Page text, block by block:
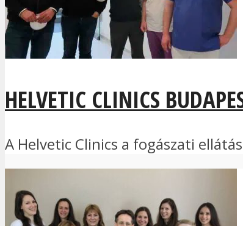
HELVETIC CLINICS
A Helvetic Clinics a fogászati